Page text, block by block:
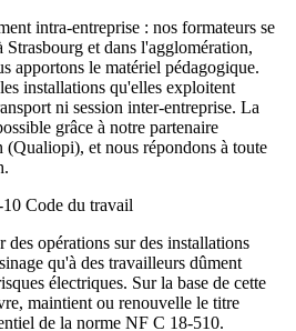
intra-entreprise : nos formateurs se
Strasbourg et dans l'agglomération,
apportons le matériel pédagogique.
installations qu'elles exploitent
ni session inter-entreprise. La
grâce à notre partenaire
et nous répondons à toute
10 Code du travail
opérations sur des installations
qu'à des travailleurs dûment
électriques. Sur la base de cette
maintient ou renouvelle le titre
de la norme NF C 18-510.